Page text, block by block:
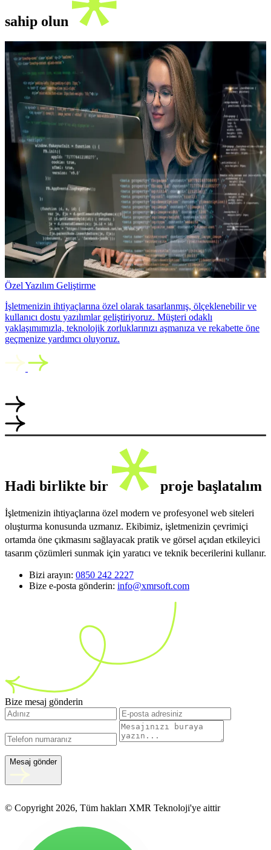
sahip olun
Özel Yazılım Geliştirme
İşletmenizin ihtiyaçlarına özel olarak tasarlanmış, ölçeklenebilir ve
kullanıcı dostu yazılımlar geliştiriyoruz. Müşteri odaklı
yaklaşımımızla, teknolojik zorluklarınızı aşmanıza ve rekabette öne
geçmenize yardımcı oluyoruz.
Hadi birlikte bir proje başlatalım
İşletmenizin ihtiyaçlarına özel modern ve profesyonel web siteleri
oluşturma konusunda uzmanız. Ekibimiz, işletmenizin çevrimiçi
ortamda öne çıkmasını sağlayacak pratik ve görsel açıdan etkileyici
tasarım çözümleri sunmak için yaratıcı ve teknik becerilerini kullanır.
Bizi arayın: 0850 242 2227
Bize e-posta gönderin: info@xmrsoft.com
Bize mesaj gönderin
Mesaj gönder
© Copyright 2026, Tüm hakları XMR Teknoloji'ye aittir